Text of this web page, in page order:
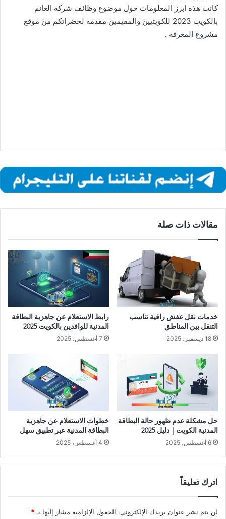
كانت هذه ابرز المعلومات حول موضوع وظائف شركة الغانم
بالكويت 2023 للكويتيين والمقيمين مقدمة لحضراتكم من موقع
مشروع المعرفة .
مقالات ذات صلة
خدمات نقل عفش راقية تناسب
التنقل بين المناطق
18 ديسمبر، 2025
رابط الاستعلام عن جاهزية البطاقة
المدنية للوافدين بالكويت 2025
7 أغسطس، 2025
حل مشكلة عدم ظهور حالة البطاقة
المدنية الكويت | دليل 2025
6 أغسطس، 2025
خطوات الاستعلام عن جاهزية
البطاقة المدنية عبر تطبيق سهل
4 أغسطس، 2025
اترك تعليقاً
لن يتم نشر عنوان بريدك الإلكتروني. الحقول الإلزامية مشار إليها بـ *